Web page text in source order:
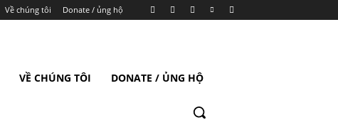
Về chúng tôi Donate / ủng hộ
VỀ CHÚNG TÔI DONATE / ỦNG HỘ